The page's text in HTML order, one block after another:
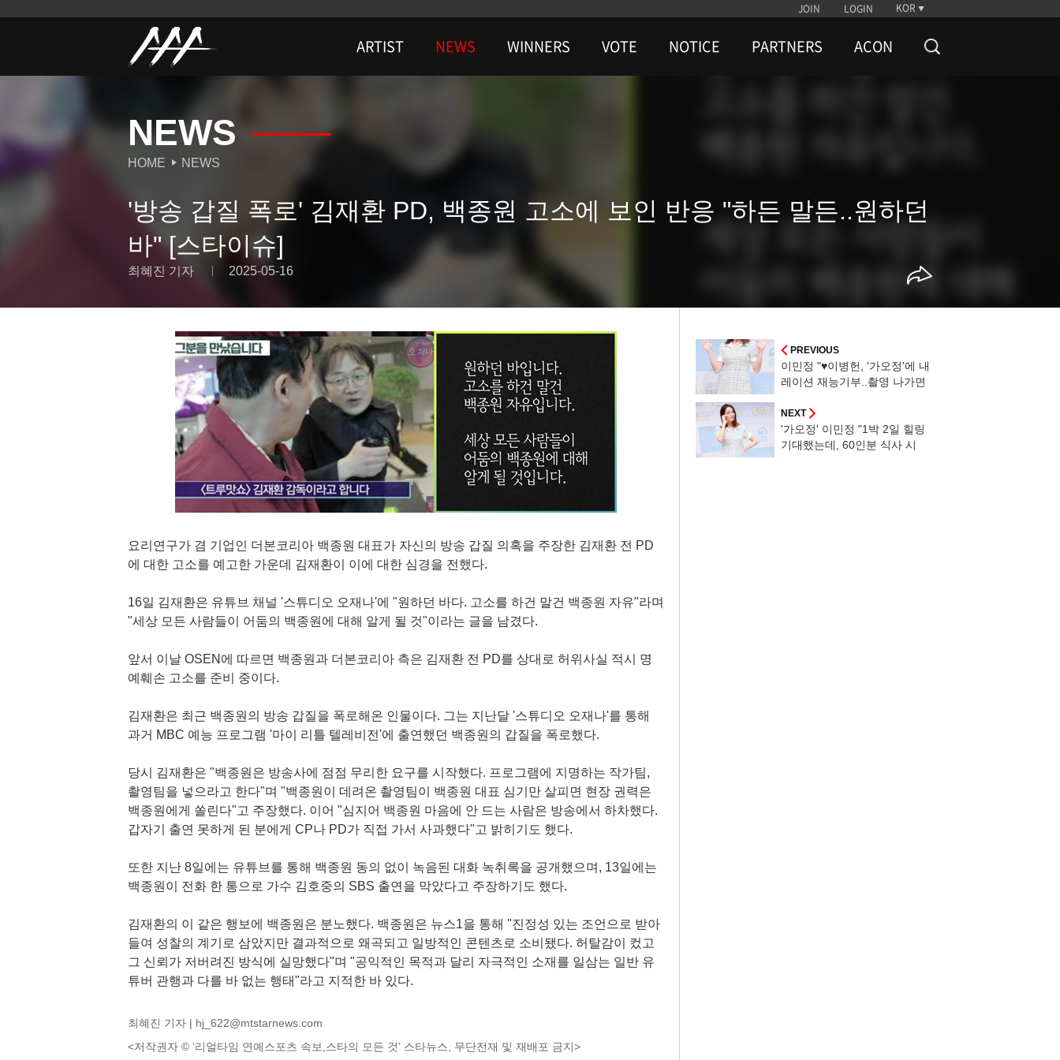
JOIN LOGIN KOR
ARTIST NEWS WINNERS VOTE NOTICE PARTNERS ACON
NEWS
HOME NEWS
'방송 갑질 폭로' 김재환 PD, 백종원 고소에 보인 반응 "하든 말든..원하던
바" [스타이슈]
최혜진 기자 2025-05-16
요리연구가 겸 기업인 더본코리아 백종원 대표가 자신의 방송 갑질 의혹을 주장한 김재환 전 PD
에 대한 고소를 예고한 가운데 김재환이 이에 대한 심경을 전했다.
16일 김재환은 유튜브 채널 '스튜디오 오재나'에 "원하던 바다. 고소를 하건 말건 백종원 자유"라며
"세상 모든 사람들이 어둠의 백종원에 대해 알게 될 것"이라는 글을 남겼다.
앞서 이날 OSEN에 따르면 백종원과 더본코리아 측은 김재환 전 PD를 상대로 허위사실 적시 명
예훼손 고소를 준비 중이다.
김재환은 최근 백종원의 방송 갑질을 폭로해온 인물이다. 그는 지난달 '스튜디오 오재나'를 통해
과거 MBC 예능 프로그램 '마이 리틀 텔레비전'에 출연했던 백종원의 갑질을 폭로했다.
당시 김재환은 "백종원은 방송사에 점점 무리한 요구를 시작했다. 프로그램에 지명하는 작가팀,
촬영팀을 넣으라고 한다"며 "백종원이 데려온 촬영팀이 백종원 대표 심기만 살피면 현장 권력은
백종원에게 쏠린다"고 주장했다. 이어 "심지어 백종원 마음에 안 드는 사람은 방송에서 하차했다.
갑자기 출연 못하게 된 분에게 CP나 PD가 직접 가서 사과했다"고 밝히기도 했다.
또한 지난 8일에는 유튜브를 통해 백종원 동의 없이 녹음된 대화 녹취록을 공개했으며, 13일에는
백종원이 전화 한 통으로 가수 김호중의 SBS 출연을 막았다고 주장하기도 했다.
김재환의 이 같은 행보에 백종원은 분노했다. 백종원은 뉴스1을 통해 "진정성 있는 조언으로 받아
들여 성찰의 계기로 삼았지만 결과적으로 왜곡되고 일방적인 콘텐츠로 소비됐다. 허탈감이 컸고
그 신뢰가 저버려진 방식에 실망했다"며 "공익적인 목적과 달리 자극적인 소재를 일삼는 일반 유
튜버 관행과 다를 바 없는 행태"라고 지적한 바 있다.
최혜진 기자 | hj_622@mtstarnews.com
<저작권자 © ‘리얼타임 연예스포츠 속보,스타의 모든 것’ 스타뉴스, 무단전재 및 재배포 금지>
PREVIOUS
이민정 "♥이병헌, '가오정'에 내
레이션 재능기부..촬영 나가면
NEXT
'가오정' 이민정 "1박 2일 힐링
기대했는데, 60인분 식사 시